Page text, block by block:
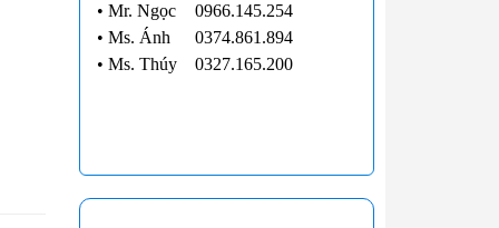
• Mr. Ngọc
0966.145.254
• Ms. Ánh
0374.861.894
• Ms. Thúy 0327.165.200